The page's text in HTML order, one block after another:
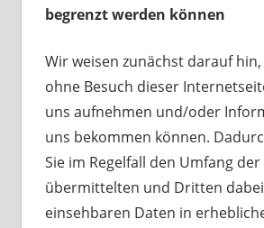
begrenzt werden können
Wir weisen zunächst darauf hin,
ohne Besuch dieser
uns aufnehmen und/oder
uns bekommen können.
Sie im Regelfall den Umfang der
übermittelten und Dritten
einsehbaren Daten in